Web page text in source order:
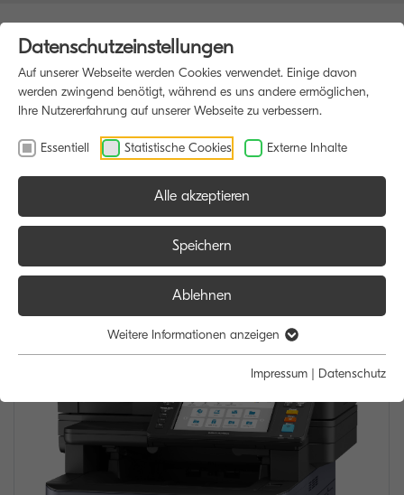
Datenschutzeinstellungen
Auf unserer Webseite werden Cookies verwendet. Einige davon
werden zwingend benötigt, während es uns andere ermöglichen,
Ihre Nutzererfahrung auf unserer Webseite zu verbessern.
Essentiell Statistische Cookies Externe Inhalte
Alle akzeptieren
Speichern
Ablehnen
Weitere Informationen anzeigen
Impressum | Datenschutz